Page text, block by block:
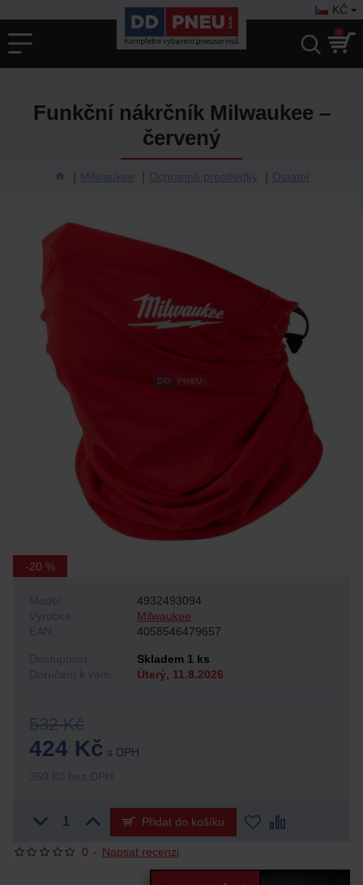
KČ
0
Milwaukee Ochranné prostředky Ostatní
Funkční nákrčník Milwaukee –
červený
-20 %
0 - Napsat recenzi
532 Kč
424 Kč s DPH
350 Kč bez DPH
Dostupnost:
Skladem 1 ks
Doručení k vám:
Úterý, 11.8.2026
Výrobce: Milwaukee
Model: 4932493094
EAN: 4058546479657
Přidat do košíku